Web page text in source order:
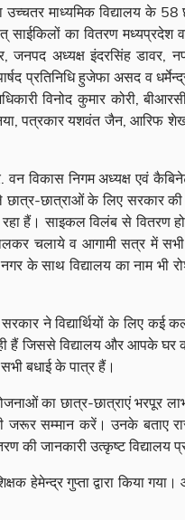
माध्यमिक विद्यालय के
का वितरण मध्यप्रदेश
जनपद अध्यक्ष इंदरसिंह डावर,
प्रतिनिधि हुजेफा असद व
विनोद कुमार कोरी, बीआरसी
पत्रकार यशवंत जैन, आरिफ
विकास निगम अध्यक्ष एवं कैबिनेट
छात्राओं के लिए सरकार
रहा हैं। साइकल विलंब से वितरण
चलाये व आगामी सत्र में
के साथ विद्यालय का नाम भी
ने विद्यार्थियों के लिए कई
हैं जिससे विद्यालय और आपके घर
बधाई के पात्र हैं।
का छात्र-छात्राएं भरपूर लाभ
जरूर सम्मान करें। उनके बताए
जानकारी उत्कृष्ट विद्यालय
गुप्ता द्वारा किया गया।